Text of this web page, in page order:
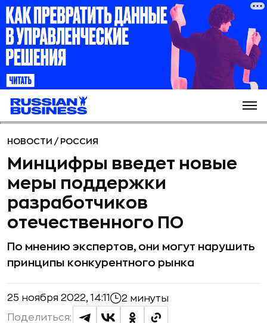
НОВОСТИ / РОССИЯ
Минцифры введет новые
меры поддержки
разработчиков
отечественного ПО
По мнению экспертов, они могут нарушить
принципы конкурентного рынка
25 ноября 2022, 14:11 2 минуты
Поделиться: